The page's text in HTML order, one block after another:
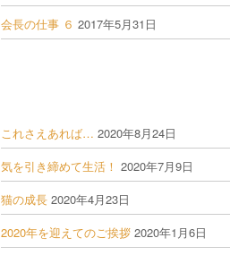
会長の仕事 ６ 2017年5月31日
これさえあれば… 2020年8月24日
気を引き締めて生活！ 2020年7月9日
猫の成長 2020年4月23日
2020年を迎えてのご挨拶 2020年1月6日